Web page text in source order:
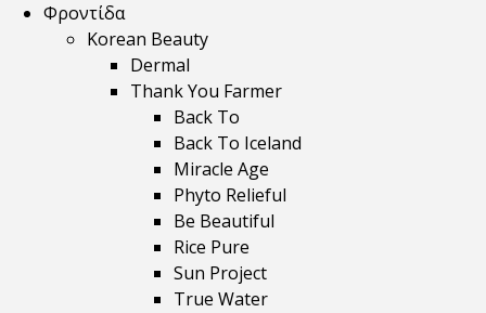
Φροντίδα
Korean Beauty
Dermal
Thank You Farmer
Back To
Back To Iceland
Miracle Age
Phyto Relieful
Be Beautiful
Rice Pure
Sun Project
True Water